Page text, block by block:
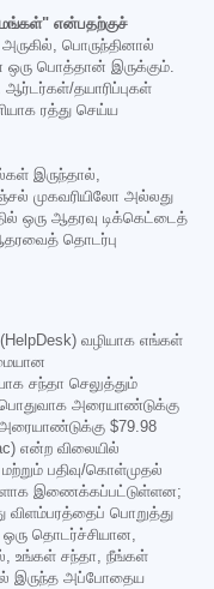
என்பதற்குச்
பொருந்தினால்
பொத்தான் இருக்கும்.
ஆர்டர்கள்/தயாரிப்புகள்
ரத்து செய்ய
இருந்தால்,
முகவரியிலோ அல்லது
ஒரு ஆதரவு டிக்கெட்டைத்
தொடர்பு
வழியாக எங்கள்
சந்தா செலுத்தும்
அரையாண்டுக்கு
அரையாண்டுக்கு $79.98
என்ற விலையில்
பதிவு/கொள்முதல்
இணைக்கப்பட்டுள்ளன;
விளம்பரத்தைப் பொறுத்து
தொடர்ச்சியான,
உங்கள் சந்தா, நீங்கள்
இருந்த அப்போதைய